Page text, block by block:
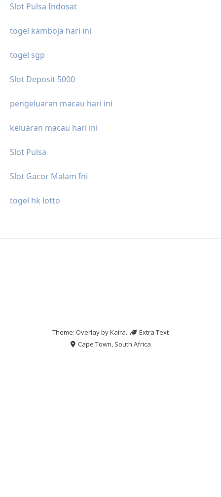
Slot Pulsa Indosat
togel kamboja hari ini
togel sgp
Slot Deposit 5000
pengeluaran macau hari ini
keluaran macau hari ini
Slot Pulsa
Slot Gacor Malam Ini
togel hk lotto
Theme: Overlay byKaira.
Extra Text
Cape Town, South Africa